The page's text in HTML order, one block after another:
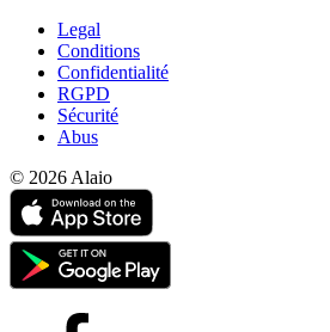
Legal
Conditions
Confidentialité
RGPD
Sécurité
Abus
© 2026 Alaio